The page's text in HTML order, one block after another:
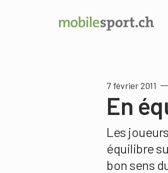
7 février 2011
En
Les
équilibre
bon sens